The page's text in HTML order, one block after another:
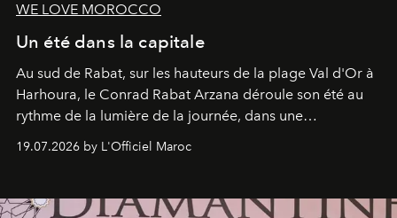
WE LOVE MOROCCO
Un été dans la capitale
Au sud de Rabat, sur les hauteurs de la plage Val d'Or à
Harhoura, le Conrad Rabat Arzana déroule son été au
rythme de la lumière de la journée, dans une
programmation pensée comme une succession de
rendez-vous avec l’océan.
19.07.2026 by L'Officiel Maroc